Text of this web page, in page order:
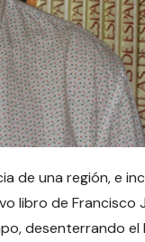
de una región, e
libro de Francisco
desenterrando